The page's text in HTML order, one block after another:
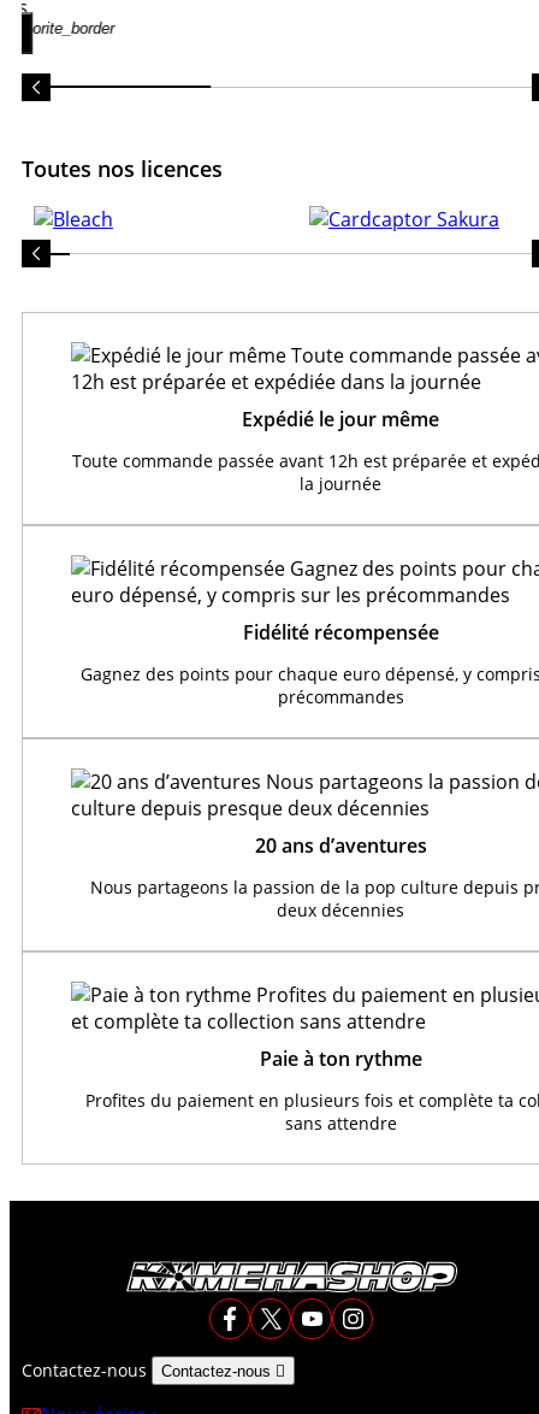
favorite_border
Toutes nos licences
Expédié le jour même
Toute commande passée avant 12h est préparée et
la journée
Fidélité récompensée
Gagnez des points pour chaque euro dépensé, y
précommandes
20 ans d’aventures
Nous partageons la passion de la pop culture depuis
deux décennies
Paie à ton rythme
Profites du paiement en plusieurs fois et complète ta
sans attendre
Contactez-nous Contactez-nous 